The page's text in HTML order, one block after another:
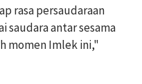
rasa persaudaraan
saudara antar sesama
momen Imlek ini,"